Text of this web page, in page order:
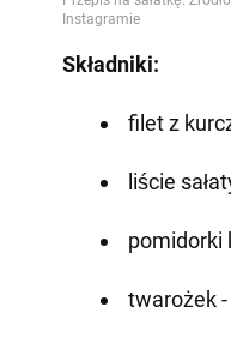
Składniki:
filet z
liście
pomidorki
twarożek -